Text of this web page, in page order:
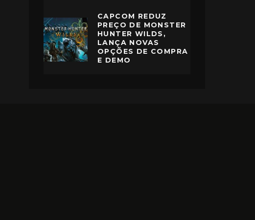
CAPCOM REDUZ
PREÇO DE MONSTER
HUNTER WILDS,
LANÇA NOVAS
OPÇÕES DE COMPRA
E DEMO